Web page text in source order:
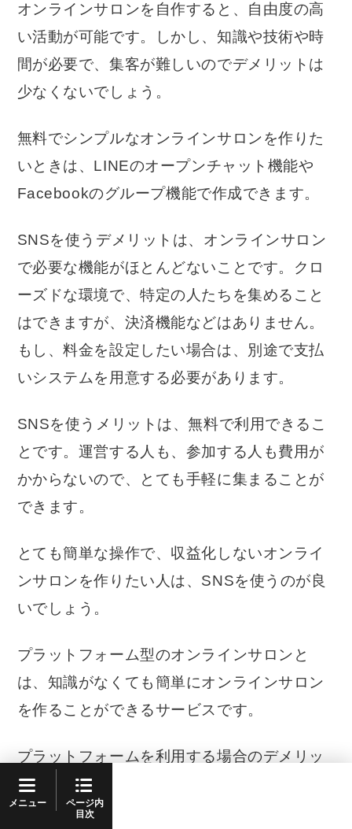
オンラインサロンを自作すると、自由度の高
い活動が可能です。しかし、知識や技術や時
間が必要で、集客が難しいのでデメリットは
少なくないでしょう。
無料でシンプルなオンラインサロンを作りた
いときは、LINEのオープンチャット機能や
Facebookのグループ機能で作成できます。
SNSを使うデメリットは、オンラインサロン
で必要な機能がほとんどないことです。クロ
ーズドな環境で、特定の人たちを集めること
はできますが、決済機能などはありません。
もし、料金を設定したい場合は、別途で支払
いシステムを用意する必要があります。
SNSを使うメリットは、無料で利用できるこ
とです。運営する人も、参加する人も費用が
かからないので、とても手軽に集まることが
できます。
とても簡単な操作で、収益化しないオンライ
ンサロンを作りたい人は、SNSを使うのが良
いでしょう。
プラットフォーム型のオンラインサロンと
は、知識がなくても簡単にオンラインサロン
を作ることができるサービスです。
プラットフォームを利用する場合のデメリッ
トは、3つあります。「手数料が必要」「利用
規約によって活動に制限がかかる可能性があ
メニュー
ページ内
目次